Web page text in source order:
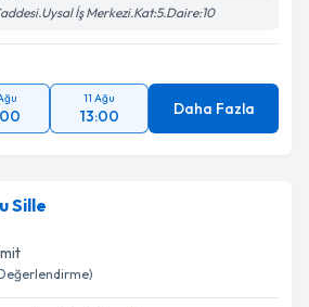
İş Merkezi.Kat:5.Daire:10
11 Ağu
13:00 Daha Fazla
Sille